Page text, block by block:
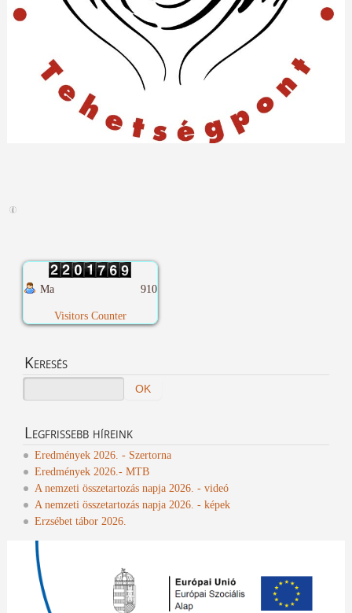
Ma 910
Visitors Counter
Keresés
Legfrissebbhíreink
Eredmények 2026. - Szertorna
Eredmények 2026.- MTB
A nemzeti összetartozás napja 2026. - videó
A nemzeti összetartozás napja 2026. - képek
Erzsébet tábor 2026.